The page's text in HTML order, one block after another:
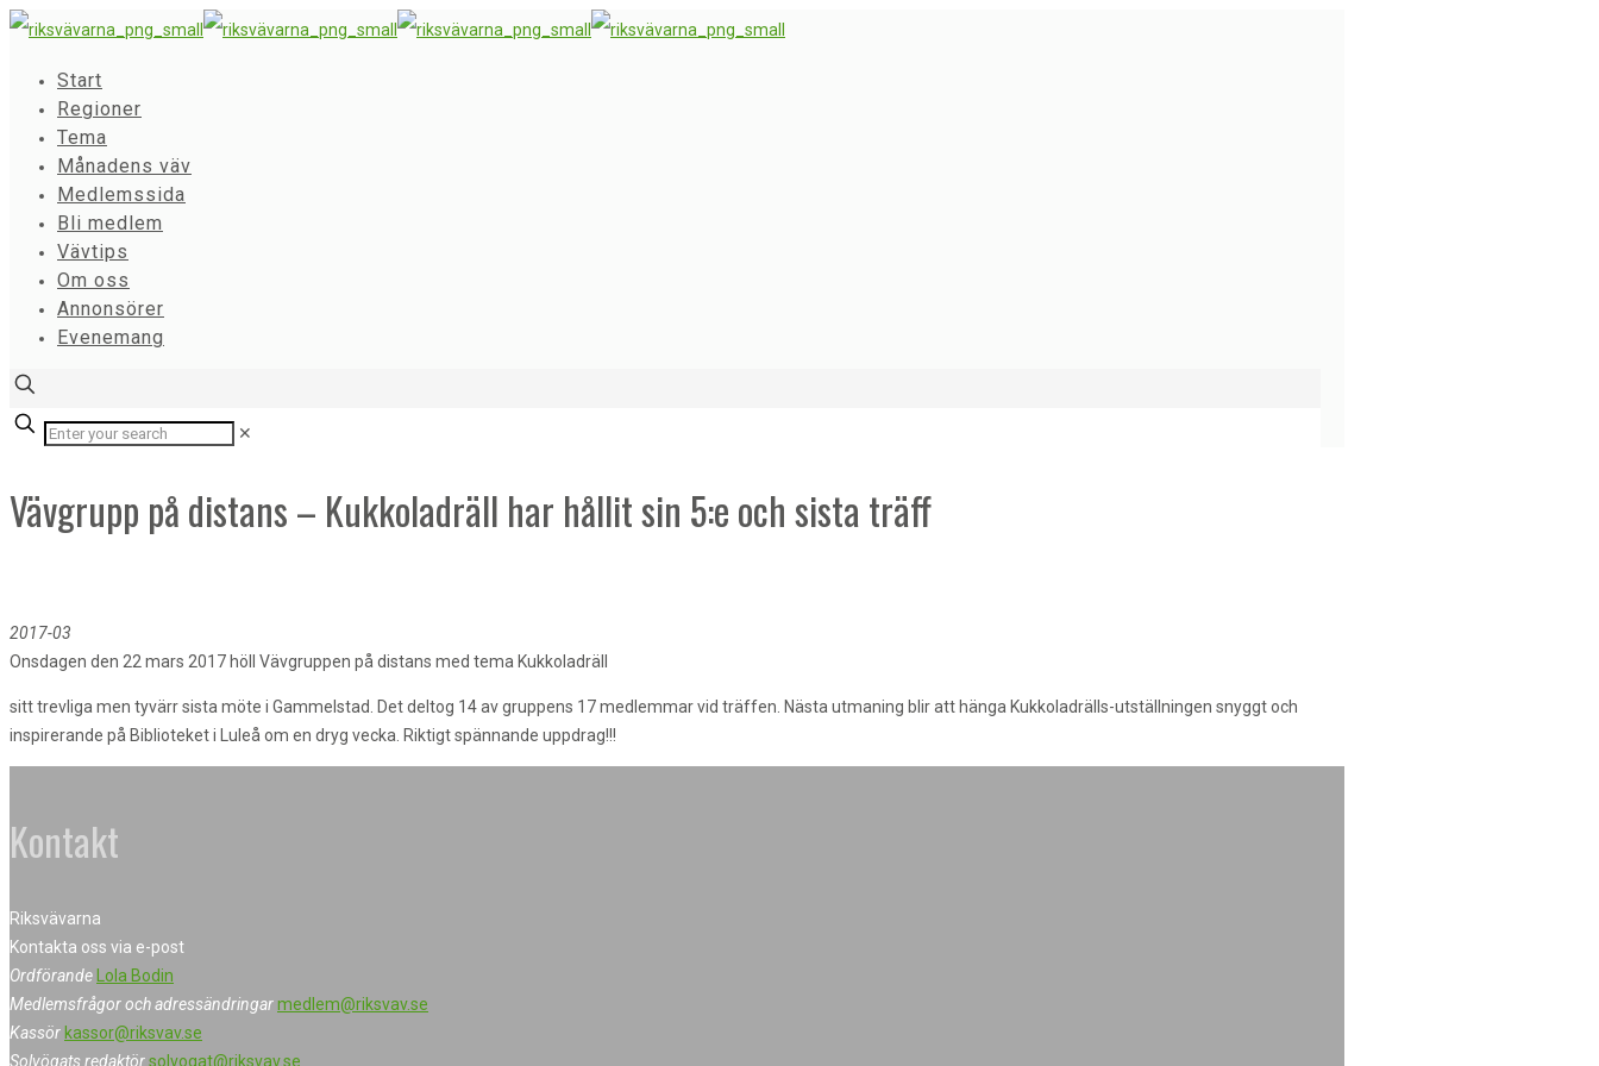
Start
Regioner
Tema
Månadens väv
Medlemssida
Bli medlem
Vävtips
Om oss
Annonsörer
Evenemang
✕
Vävgrupp på distans – Kukkoladräll har hållit sin 5:e och sista träff
2017-03
Onsdagen den 22 mars 2017 höll Vävgruppen på distans med tema Kukkoladräll
sitt trevliga men tyvärr sista möte i Gammelstad. Det deltog 14 av gruppens 17 medlemmar vid träffen. Nästa utmaning blir att hänga Kukkoladrälls-utställningen snyggt och
inspirerande på Biblioteket i Luleå om en dryg vecka. Riktigt spännande uppdrag!!!
Kontakt
Riksvävarna
Kontakta oss via e-post
Ordförande
Lola Bodin
Medlemsfrågor och adressändringarmedlem@riksvav.se
Kassör kassor@riksvav.se
Solvögats redaktörsolvogat@riksvav.se